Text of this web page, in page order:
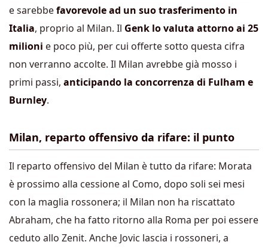
e sarebbefavorevole ad un suo trasferimento in
Italia, proprio al Milan. Il Genk lo valuta attorno ai 25
milioni e poco più, per cui offerte sotto questa cifra
non verranno accolte. Il Milan avrebbe già mosso i
primi passi, anticipando la concorrenza di Fulham e
Burnley.
Milan, reparto offensivo da rifare: il punto
Il reparto offensivo del Milan è tutto da rifare: Morata
è prossimo alla cessione al Como, dopo soli sei mesi
con la maglia rossonera; il Milan non ha riscattato
Abraham, che ha fatto ritorno alla Roma per poi essere
ceduto allo Zenit. Anche Jovic lascia i rossoneri, a